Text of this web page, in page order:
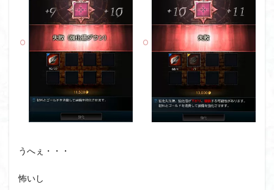
うへぇ・・・
怖いし